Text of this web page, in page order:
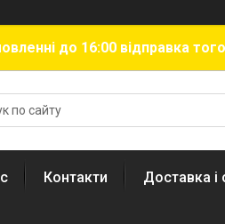
до 16:00 відправка
Контакти Доставка і